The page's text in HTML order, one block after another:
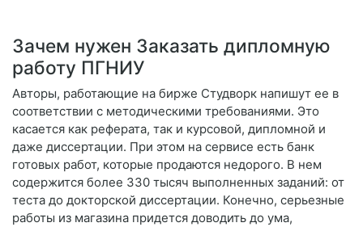
Зачем нужен Заказать дипломную
работу ПГНИУ
Авторы, работающие на бирже Студворк напишут ее в
соответствии с методическими требованиями. Это
касается как реферата, так и курсовой, дипломной и
даже диссертации. При этом на сервисе есть банк
готовых работ, которые продаются недорого. В нем
содержится более 330 тысяч выполненных заданий: от
теста до докторской диссертации. Конечно, серьезные
работы из магазина придется доводить до ума,